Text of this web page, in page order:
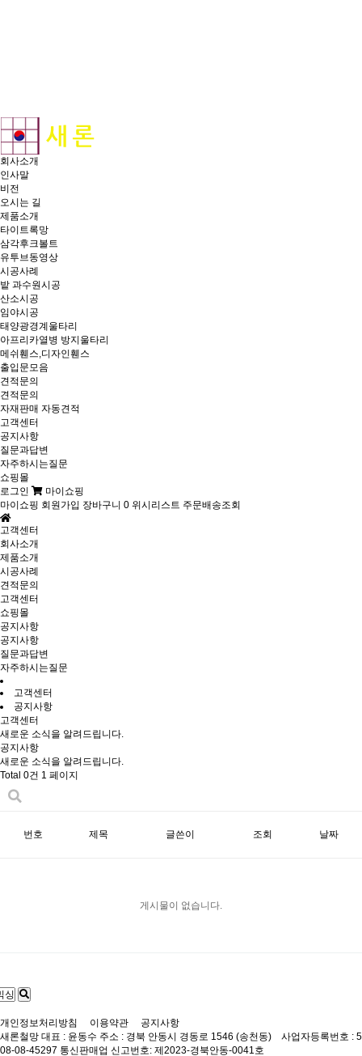
회사소개
인사말
비전
오시는 길
제품소개
타이트록망
삼각후크볼트
유투브동영상
시공사례
밭 과수원시공
산소시공
임야시공
태양광경계울타리
아프리카열병 방지울타리
메쉬휀스,디자인휀스
출입문모음
견적문의
견적문의
자재판매 자동견적
고객센터
공지사항
질문과답변
자주하시는질문
쇼핑몰
로그인
마이쇼핑
마이쇼핑 회원가입 장바구니 0 위시리스트 주문배송조회
고객센터
회사소개
제품소개
시공사례
견적문의
고객센터
쇼핑몰
공지사항
공지사항
질문과답변
자주하시는질문
고객센터
공지사항
고객센터
새로운 소식을 알려드립니다.
공지사항
새로운 소식을 알려드립니다.
Total 0건 1 페이지
번호 제목 글쓴이 조회 날짜
게시물이 없습니다.
개인정보처리방침 이용약관
공지사항
새론철망 대표 : 윤동수 주소 : 경북 안동시 경동로 1546 (송천동) 사업자등록번호 : 5
08-08-45297 통신판매업 신고번호: 제2023-경북안동-0041호